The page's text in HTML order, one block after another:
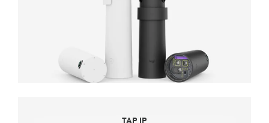
TAP IP